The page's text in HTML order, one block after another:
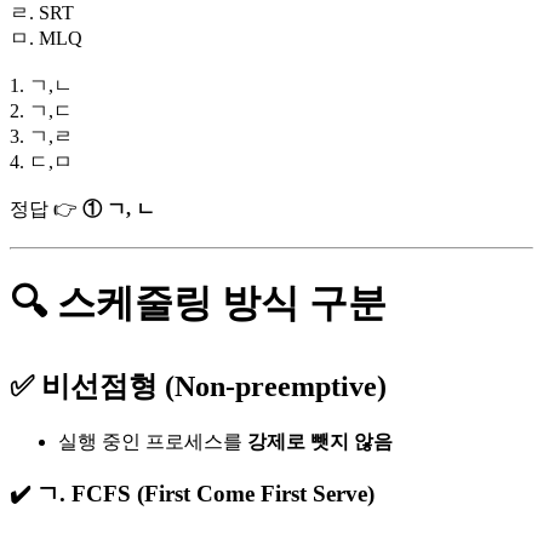
ㄹ. SRT
ㅁ. MLQ
1. ㄱ,ㄴ
2. ㄱ,ㄷ
3. ㄱ,ㄹ
4. ㄷ,ㅁ
정답 👉 ① ㄱ, ㄴ
🔍 스케줄링 방식 구분
✅ 비선점형 (Non-preemptive)
실행 중인 프로세스를 강제로 뺏지 않음
✔️ ㄱ. FCFS (First Come First Serve)